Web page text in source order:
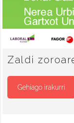
Zaldi
Gehiago irakurri